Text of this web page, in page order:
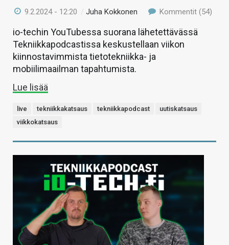
9.2.2024 - 12:20 /Juha Kokkonen Kommentit (54)
io-techin YouTubessa suorana lähetettävässä
Tekniikkapodcastissa keskustellaan viikon
kiinnostavimmista tietotekniikka- ja
mobiilimaailman tapahtumista.
Lue lisää
live tekniikkakatsaus tekniikkapodcast
uutiskatsaus
viikkokatsaus